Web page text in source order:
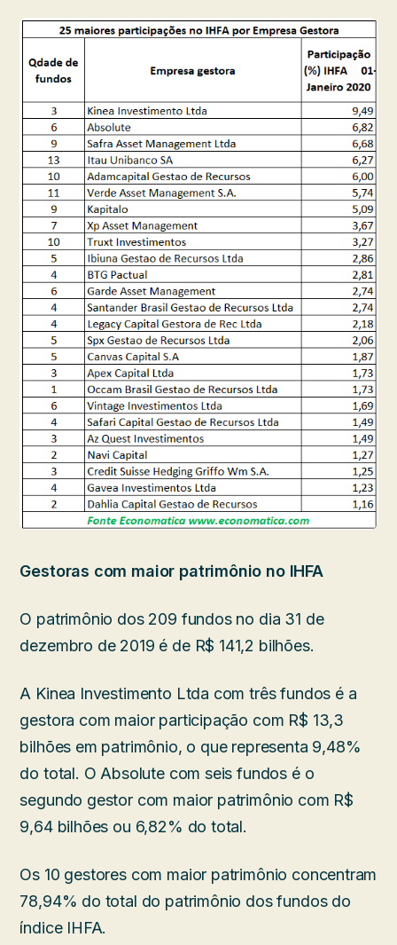
Gestoras com maior patrimônio no IHFA
O patrimônio dos 209 fundos no dia 31 de
dezembro de 2019 é de R$ 141,2 bilhões.
A Kinea Investimento Ltda com três fundos é a
gestora com maior participação com R$ 13,3
bilhões em patrimônio, o que representa 9,48%
do total. O Absolute com seis fundos é o
segundo gestor com maior patrimônio com R$
9,64 bilhões ou 6,82% do total.
Os 10 gestores com maior patrimônio concentram
78,94% do total do patrimônio dos fundos do
índice IHFA.